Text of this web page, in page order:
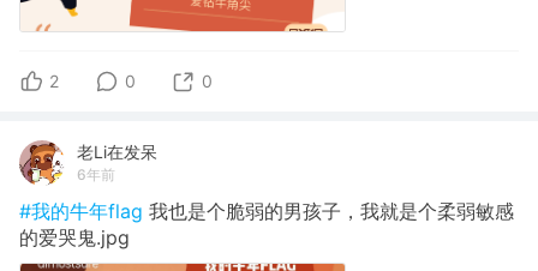
2 0 0
老Li在发呆
6年前
#我的牛年flag 我也是个脆弱的男孩子，我就是个柔弱敏感
的爱哭鬼.jpg